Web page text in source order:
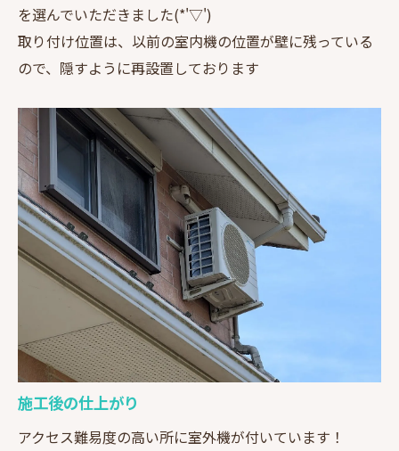
を選んでいただきました(*'▽')
取り付け位置は、以前の室内機の位置が壁に残っている
ので、隠すように再設置しております
施工後の仕上がり
アクセス難易度の高い所に室外機が付いています！